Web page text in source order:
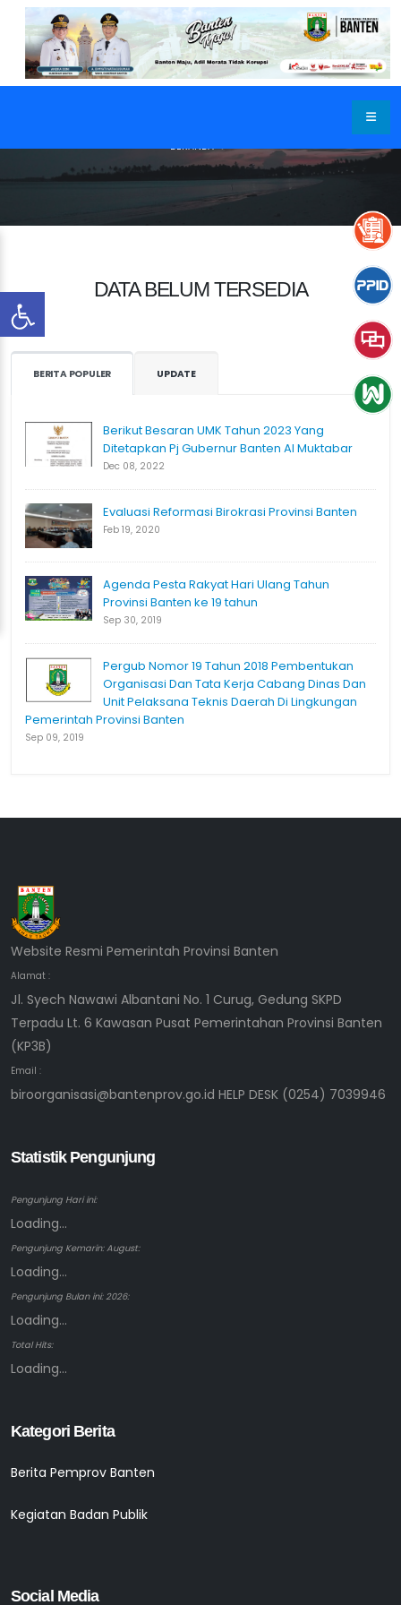
BERANDA
DATA BELUM TERSEDIA
BERITA POPULER UPDATE
Berikut Besaran UMK Tahun 2023 Yang
Ditetapkan Pj Gubernur Banten Al Muktabar
Dec 08, 2022
Evaluasi Reformasi Birokrasi Provinsi Banten
Feb 19, 2020
Agenda Pesta Rakyat Hari Ulang Tahun
Provinsi Banten ke 19 tahun
Sep 30, 2019
Pergub Nomor 19 Tahun 2018 Pembentukan
Organisasi Dan Tata Kerja Cabang Dinas Dan
Unit Pelaksana Teknis Daerah Di Lingkungan
Pemerintah Provinsi Banten
Sep 09, 2019
Website Resmi Pemerintah Provinsi Banten
Alamat :
Jl. Syech Nawawi Albantani No. 1 Curug, Gedung SKPD
Terpadu Lt. 6 Kawasan Pusat Pemerintahan Provinsi Banten
(KP3B)
Email :
biroorganisasi@bantenprov.go.id HELP DESK (0254) 7039946
Statistik Pengunjung
Pengunjung Hari ini:
Loading...
Pengunjung Kemarin: August:
Loading...
Pengunjung Bulan ini: 2026:
Loading...
Total Hits:
Loading...
Kategori Berita
Berita Pemprov Banten
Kegiatan Badan Publik
Social Media